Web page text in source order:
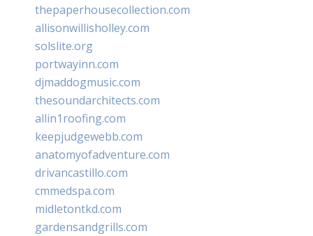
thepaperhousecollection.com
allisonwillisholley.com
solslite.org
portwayinn.com
djmaddogmusic.com
thesoundarchitects.com
allin1roofing.com
keepjudgewebb.com
anatomyofadventure.com
drivancastillo.com
cmmedspa.com
midletontkd.com
gardensandgrills.com